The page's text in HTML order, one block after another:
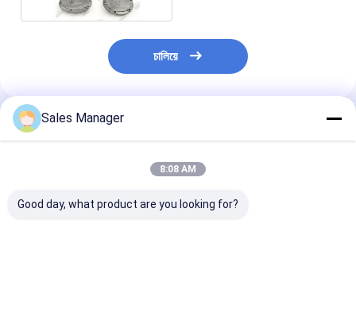
চালিয়ে
প্রস্তাবিত পণ্য
Sales Manager
8:08 AM
Good day, what product are you looking for?